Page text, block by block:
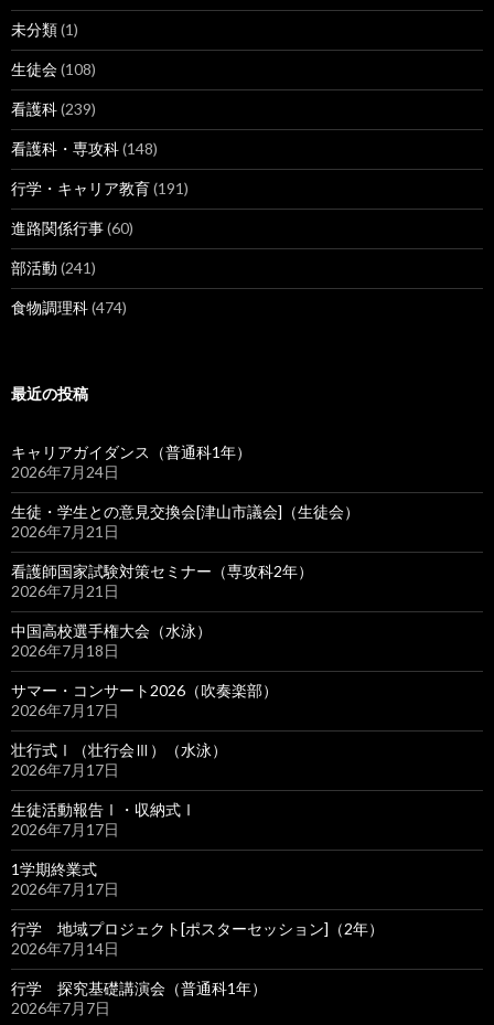
未分類(1)
生徒会(108)
看護科(239)
看護科・専攻科(148)
行学・キャリア教育(191)
進路関係行事(60)
部活動 (241)
食物調理科(474)
最近の投稿
キャリアガイダンス（普通科1年）
2026年7月24日
生徒・学生との意見交換会[津山市議会]（生徒会）
2026年7月21日
看護師国家試験対策セミナー（専攻科2年）
2026年7月21日
中国高校選手権大会（水泳）
2026年7月18日
サマー・コンサート2026（吹奏楽部）
2026年7月17日
壮行式Ⅰ（壮行会Ⅲ）（水泳）
2026年7月17日
生徒活動報告Ⅰ・収納式Ⅰ
2026年7月17日
1学期終業式
2026年7月17日
行学 地域プロジェクト[ポスターセッション]（2年）
2026年7月14日
行学 探究基礎講演会（普通科1年）
2026年7月7日